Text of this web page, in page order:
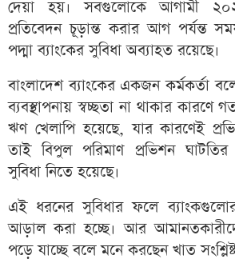
দেয়া হয়। সবগুলোকে আগামী
প্রতিবেদন চূড়ান্ত করার আগ পর্যন্ত
পদ্মা ব্যাংকের সুবিধা অব্যাহত রয়েছে।
বাংলাদেশ ব্যাংকের একজন কর্মকর্তা
ব্যবস্থাপনায় স্বচ্ছতা না থাকার কারণে
ঋণ খেলাপি হয়েছে, যার কারণেই
তাই বিপুল পরিমাণ প্রভিশন ঘাটতির
সুবিধা নিতে হয়েছে।
এই ধরনের সুবিধার ফলে
আড়াল করা হচ্ছে। আর
পড়ে যাচ্ছে বলে মনে করছেন খাত